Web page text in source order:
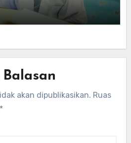
akan dipublikasikan. Ruas
*